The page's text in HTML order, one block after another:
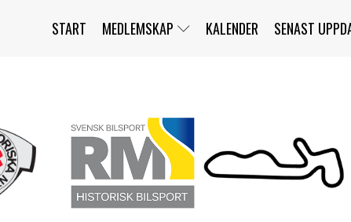
START MEDLEMSKAP KALENDER SENAST